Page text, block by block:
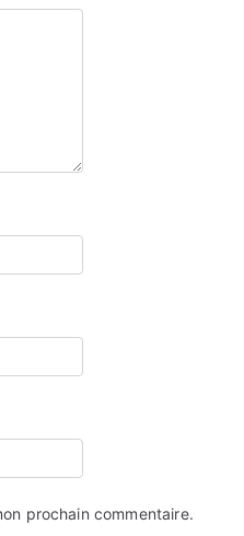
prochain commentaire.